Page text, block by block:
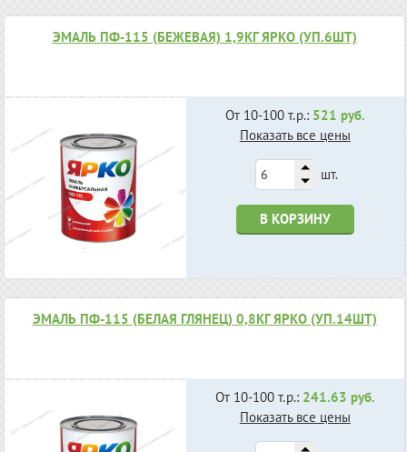
ЭМАЛЬ ПФ-115 (БЕЖЕВАЯ) 1,9КГ ЯРКО (УП.6ШТ)
От 10-100 т.р.: 521 руб.
Показать все цены
шт.
В КОРЗИНУ
ЭМАЛЬ ПФ-115 (БЕЛАЯ ГЛЯНЕЦ) 0,8КГ ЯРКО (УП.14ШТ)
От 10-100 т.р.: 241.63 руб.
Показать все цены